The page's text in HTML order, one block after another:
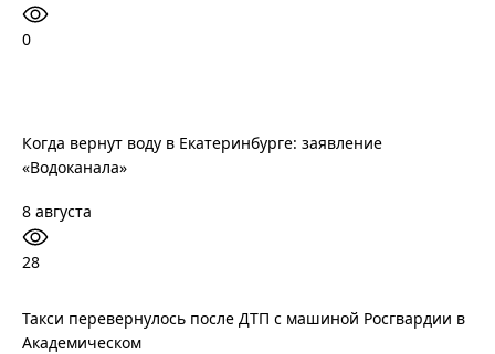
0
Когда вернут воду в Екатеринбурге: заявление
«Водоканала»
8 августа
28
Такси перевернулось после ДТП с машиной Росгвардии в
Академическом